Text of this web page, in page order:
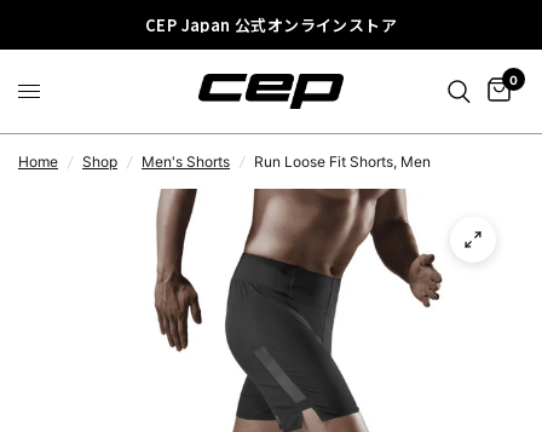
CEP Japan 公式オンラインストア
0
Home / Shop / Men's Shorts / Run Loose Fit Shorts, Men